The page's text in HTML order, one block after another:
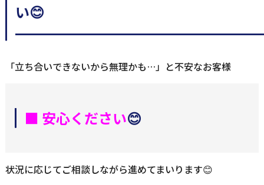
い😊
「立ち合いできないから無理かも…」と不安なお客様
■ 安心ください😊
状況に応じてご相談しながら進めてまいります😊